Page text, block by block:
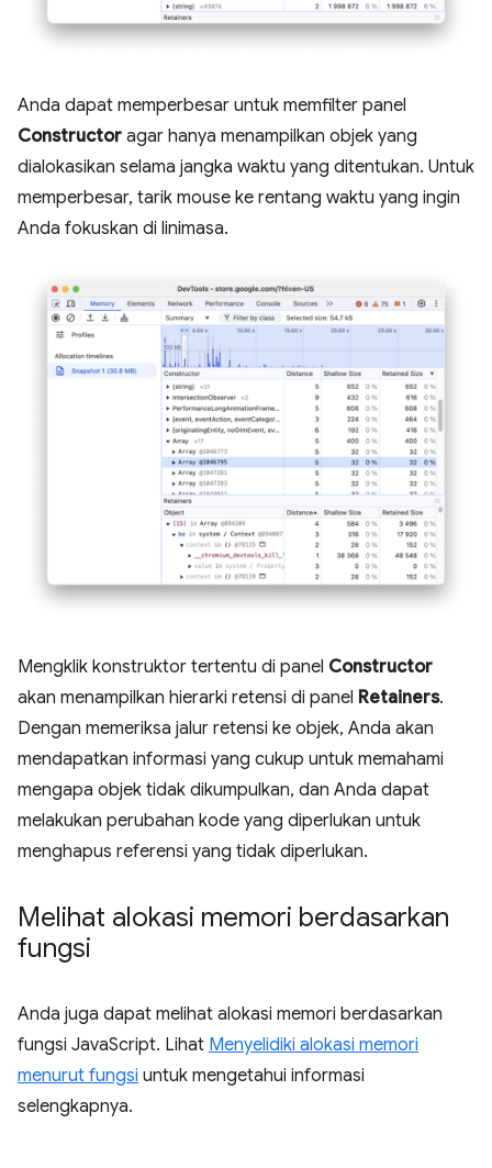
Anda dapat memperbesar untuk memfilter panel
Constructor agar hanya menampilkan objek yang
dialokasikan selama jangka waktu yang ditentukan. Untuk
memperbesar, tarik mouse ke rentang waktu yang ingin
Anda fokuskan di linimasa.
Mengklik konstruktor tertentu di panel Constructor
akan menampilkan hierarki retensi di panel Retainers.
Dengan memeriksa jalur retensi ke objek, Anda akan
mendapatkan informasi yang cukup untuk memahami
mengapa objek tidak dikumpulkan, dan Anda dapat
melakukan perubahan kode yang diperlukan untuk
menghapus referensi yang tidak diperlukan.
Melihat alokasi memori berdasarkan
fungsi
Anda juga dapat melihat alokasi memori berdasarkan
fungsi JavaScript. Lihat Menyelidiki alokasi memori
menurut fungsi untuk mengetahui informasi
selengkapnya.